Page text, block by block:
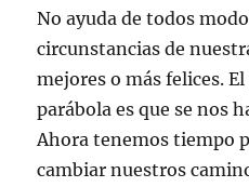
No ayuda de todos
circunstancias de
mejores o más felices. El
parábola es que se nos
Ahora tenemos tiempo
cambiar nuestros